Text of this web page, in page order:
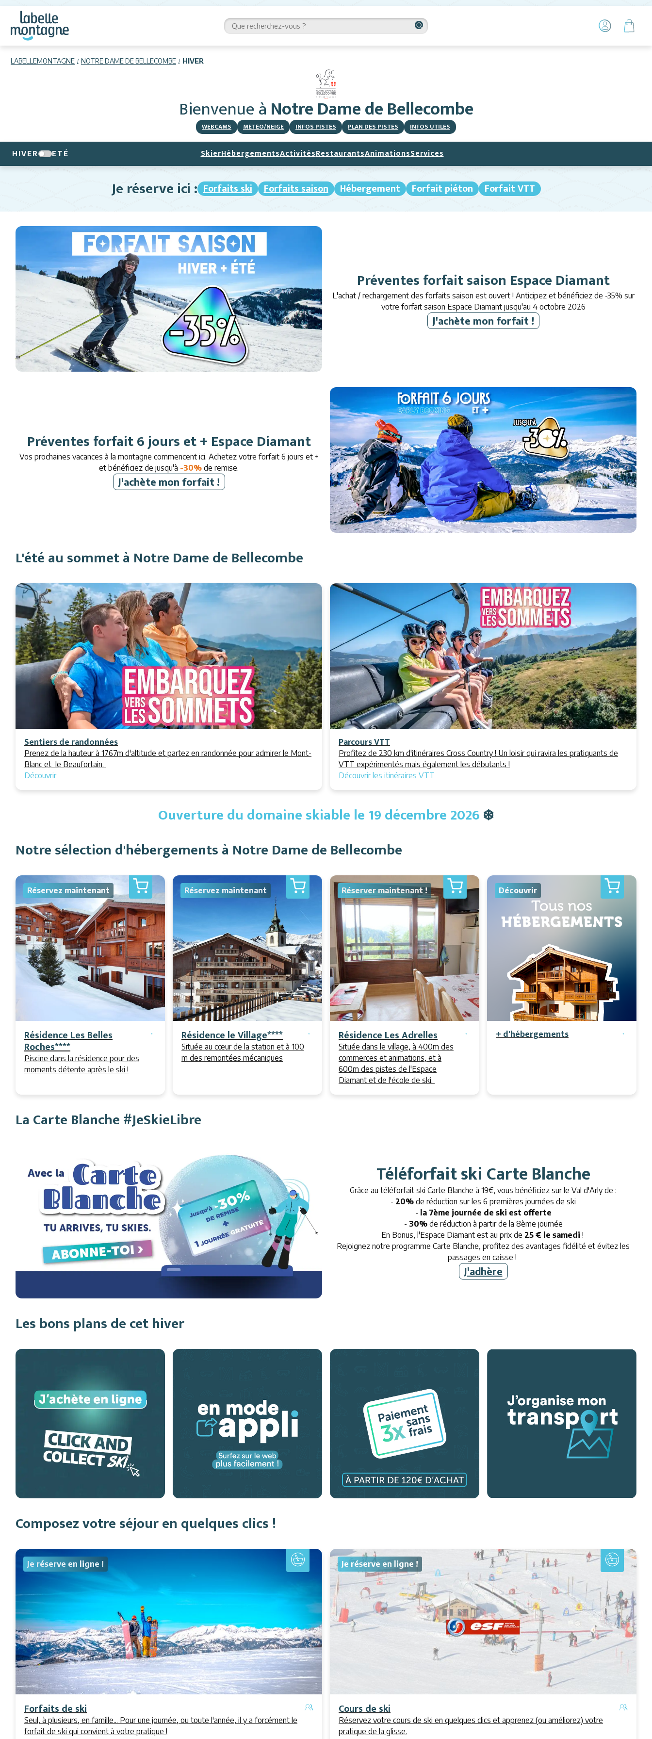
LABELLEMONTAGNE NOTRE DAME DE BELLECOMBE HIVER
Bienvenueà Notre Dame de Bellecombe
WEBCAMS MÉTÉO/NEIGE INFOS PISTES PLAN DES PISTES INFOS UTILES
HIVER ETÉ SkierHébergementsActivitésRestaurantsAnimationsServices
Je réserve ici : Forfaits ski Forfaits saison Hébergement Forfait piéton Forfait VTT
Préventes forfait saison Espace Diamant
L'achat / rechargement des forfaits saison est ouvert ! Anticipez et bénéficiez de -35% sur
votre forfait saison Espace Diamant jusqu'au 4 octobre 2026
J'achète mon forfait !
Préventes forfait 6 jours et + Espace Diamant
Vos prochaines vacances à la montagne commencent ici. Achetez votre forfait 6 jours et +
et bénéficiez de jusqu'à -30% de remise.
J'achète mon forfait !
L'été au sommet à Notre Dame de Bellecombe
Sentiers de randonnées
Prenez de la hauteur à 1767m d'altitude et partez en randonnée pour admirer le Mont-
Blanc et le Beaufortain.
Découvrir
Parcours VTT
Profitez de 230 km d'itinéraires Cross Country ! Un loisir qui ravira les pratiquants de
VTT expérimentés mais également les débutants !
Découvrir les itinéraires VTT
Ouverture du domaine skiable le 19 décembre 2026❄️
Notre sélection d'hébergements à Notre Dame de Bellecombe
Réservez maintenant
Résidence Les Belles
Roches****
Piscine dans la résidence pour des
moments détente après le ski !
Réservez maintenant
Résidence le Village****
Située au cœur de la station et à 100
m des remontées mécaniques
Réserver maintenant !
Résidence Les Adrelles
Située dans le village, à 400m des
commerces et animations, et à
600m des pistes de l'Espace
Diamant et de l'école de ski.
Découvrir
+ d'hébergements
La Carte Blanche #JeSkieLibre
Téléforfait ski Carte Blanche
Grâce au téléforfait ski Carte Blanche à 19€, vous bénéficiez sur le Val d'Arly de :
- 20% de réduction sur les 6 premières journées de ski
- la 7ème journée de ski est offerte
- 30%de réduction à partir de la 8ème journée
En Bonus, l'Espace Diamant est au prix de 25 € le samedi !
Rejoignez notre programme Carte Blanche, profitez des avantages fidélité et évitez les
passages en caisse !
J'adhère
Les bons plans de cet hiver
Composez votre séjour en quelques clics !
Je réserve en ligne !
Forfaits de ski
Seul, à plusieurs, en famille... Pour une journée, ou toute l'année, il y a forcément le
forfait de ski qui convient à votre pratique !
Je réserve en ligne !
Cours de ski
Réservez votre cours de ski en quelques clics et apprenez (ou améliorez) votre
pratique de la glisse.